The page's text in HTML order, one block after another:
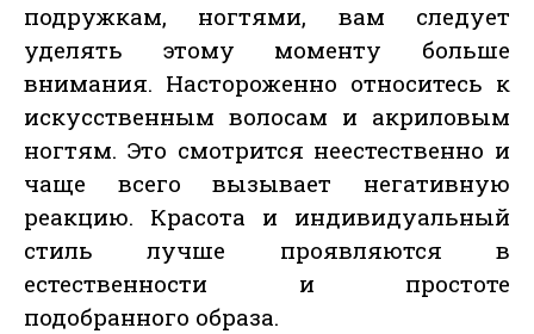
подружкам, ногтями, вам следует
уделять этому моменту больше
внимания. Настороженно относитесь к
искусственным волосам и акриловым
ногтям. Это смотрится неестественно и
чаще всего вызывает негативную
реакцию. Красота и индивидуальный
стиль лучше проявляются в
естественности и простоте
подобранного образа.